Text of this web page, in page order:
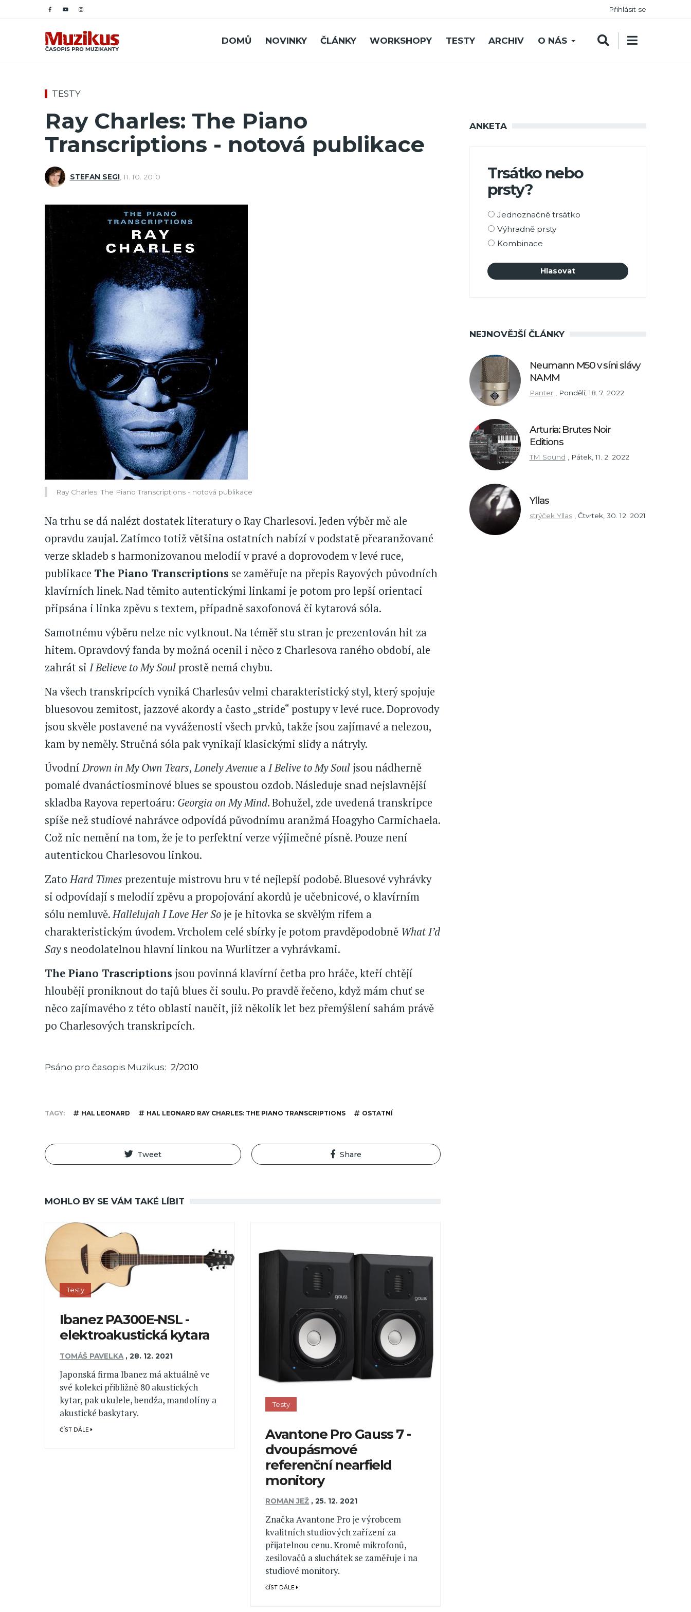
Přihlásit se
DOMŮ NOVINKY ČLÁNKY WORKSHOPY TESTY ARCHIV O NÁS
TESTY
Ray Charles: The Piano
Transcriptions - notová publikace
STEFAN SEGI, 11. 10. 2010
Ray Charles: The Piano Transcriptions - notová publikace
Na trhu se dá nalézt dostatek literatury o Ray Charlesovi. Jeden výběr mě ale
opravdu zaujal. Zatímco totiž většina ostatních nabízí v podstatě přearanžované
verze skladeb s harmonizovanou melodií v pravé a doprovodem v levé ruce,
publikace The Piano Transcriptions se zaměřuje na přepis Rayových původních
klavírních linek. Nad těmito autentickými linkami je potom pro lepší orientaci
připsána i linka zpěvu s textem, případně saxofonová či kytarová sóla.
Samotnému výběru nelze nic vytknout. Na téměř stu stran je prezentován hit za
hitem. Opravdový fanda by možná ocenil i něco z Charlesova raného období, ale
zahrát si I Believe to My Soulprostě nemá chybu.
Na všech transkripcích vyniká Charlesův velmi charakteristický styl, který spojuje
bluesovou zemitost, jazzové akordy a často „stride“ postupy v levé ruce. Doprovody
jsou skvěle postavené na vyváženosti všech prvků, takže jsou zajímavé a nelezou,
kam by neměly. Stručná sóla pak vynikají klasickými slidy a nátryly.
ÚvodníDrown in My Own Tears,Lonely Avenue aI Belive to My Soul jsou nádherně
pomalé dvanáctiosminové blues se spoustou ozdob. Následuje snad nejslavnější
skladba Rayova repertoáru: Georgia on My Mind. Bohužel, zde uvedená transkripce
spíše než studiové nahrávce odpovídá původnímu aranžmá Hoagyho Carmichaela.
Což nic nemění na tom, že je to perfektní verze výjimečné písně. Pouze není
autentickou Charlesovou linkou.
ZatoHard Times prezentuje mistrovu hru v té nejlepší podobě. Bluesové vyhrávky
si odpovídají s melodií zpěvu a propojování akordů je učebnicové, o klavírním
sólu nemluvě.Hallelujah I Love Her So je je hitovka se skvělým rifem a
charakteristickým úvodem. Vrcholem celé sbírky je potom pravděpodobně What I’d
Says neodolatelnou hlavní linkou na Wurlitzer a vyhrávkami.
The Piano Trascriptions jsou povinná klavírní četba pro hráče, kteří chtějí
hlouběji proniknout do tajů blues či soulu. Po pravdě řečeno, když mám chuť se
něco zajímavého z této oblasti naučit, již několik let bez přemýšlení sahám právě
po Charlesových transkripcích.
Psáno pro časopis Muzikus 2/2010
TAGY HAL LEONARD HAL LEONARD RAY CHARLES: THE PIANO TRANSCRIPTIONS OSTATNÍ
Tweet Share
MOHLO BY SE VÁM TAKÉ LÍBIT
Testy
Ibanez PA300E-NSL -
elektroakustická kytara
TOMÁŠ PAVELKA ,28. 12. 2021
Japonská firma Ibanez má aktuálně ve
své kolekci přibližně 80 akustických
kytar, pak ukulele, bendža, mandolíny a
akustické baskytary.
ČÍST DÁLE
Testy
Avantone Pro Gauss 7 -
dvoupásmové
referenční nearfield
monitory
ROMAN JEŽ ,25. 12. 2021
Značka Avantone Pro je výrobcem
kvalitních studiových zařízení za
přijatelnou cenu. Kromě mikrofonů,
zesilovačů a sluchátek se zaměřuje i na
studiové monitory.
ČÍST DÁLE
ANKETA
Trsátko nebo
prsty?
Možnosti
výběru
Jednoznačně trsátko
Výhradně prsty
Kombinace
NEJNOVĚJŠÍ ČLÁNKY
Neumann M50 v síni slávy
NAMM
Panter Pondělí, 18. 7. 2022
Arturia: Brutes Noir
Editions
TM Sound , Pátek, 11. 2. 2022
Yllas
strýček Yllas Čtvrtek, 30. 12. 2021